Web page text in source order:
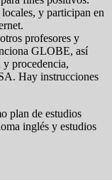
y participan en
profesores y
GLOBE, así
procedencia,
Hay instrucciones
plan de estudios
inglés y estudios